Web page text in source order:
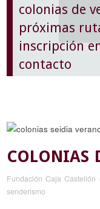
colonias de
próximas
inscripción
contacto
COLONIAS
Fundación Caja Castellón ·
senderismo